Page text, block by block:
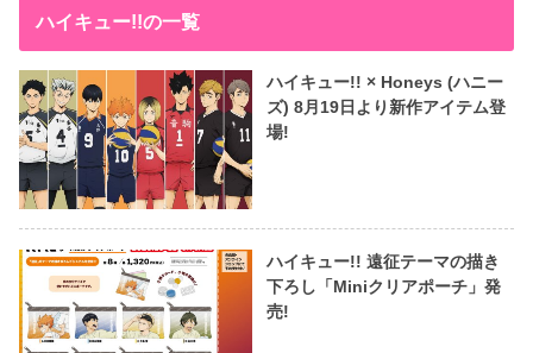
ハイキュー!!の一覧
ハイキュー!! × Honeys (ハニー
ズ) 8月19日より新作アイテム登
場!
ハイキュー!! 遠征テーマの描き
下ろし「Miniクリアポーチ」発
売!